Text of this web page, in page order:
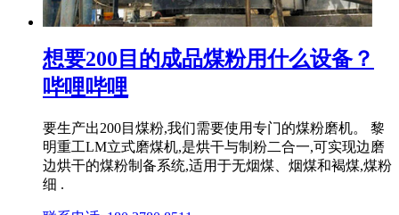
想要200目的成品煤粉用什么设备？
哔哩哔哩
要生产出200目煤粉,我们需要使用专门的煤粉磨机。 黎
明重工LM立式磨煤机,是烘干与制粉二合一,可实现边磨
边烘干的煤粉制备系统,适用于无烟煤、烟煤和褐煤,煤粉
细 .